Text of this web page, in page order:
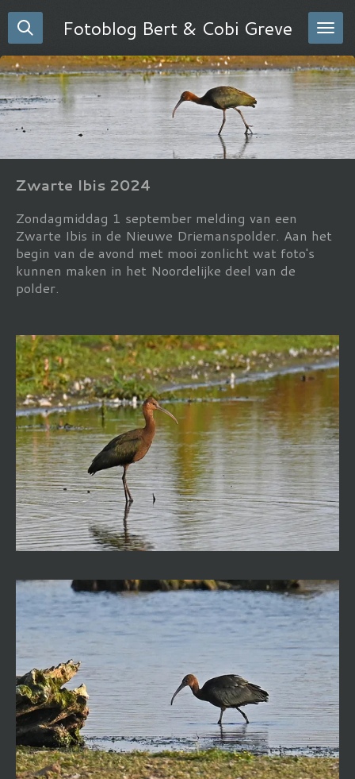
Ga
direct
de
hoofdinhoud
Fotoblog Bert & Cobi Greve
Zwarte Ibis 2024
Zondagmiddag 1 september melding van een
Zwarte Ibis in de Nieuwe Driemanspolder. Aan het
begin van de avond met mooi zonlicht wat foto's
kunnen maken in het Noordelijke deel van de
polder.